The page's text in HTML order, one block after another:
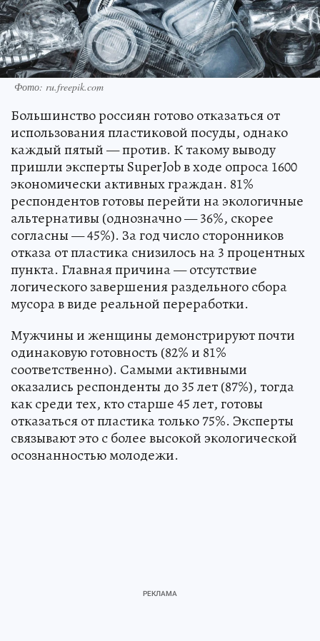
Фото: ru.freepik.com
Большинство россиян готово отказаться от
использования пластиковой посуды, однако
каждый пятый — против. К такому выводу
пришли эксперты SuperJob в ходе опроса 1600
экономически активных граждан. 81%
респондентов готовы перейти на экологичные
альтернативы (однозначно — 36%, скорее
согласны — 45%). За год число сторонников
отказа от пластика снизилось на 3 процентных
пункта. Главная причина — отсутствие
логического завершения раздельного сбора
мусора в виде реальной переработки.
Мужчины и женщины демонстрируют почти
одинаковую готовность (82% и 81%
соответственно). Самыми активными
оказались респонденты до 35 лет (87%), тогда
как среди тех, кто старше 45 лет, готовы
отказаться от пластика только 75%. Эксперты
связывают это с более высокой экологической
осознанностью молодежи.